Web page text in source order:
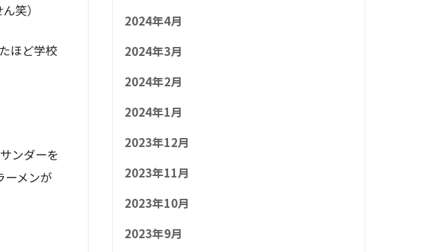
笑）
ほど学校
ンダーを
ーメンが
2024年4月
2024年3月
2024年2月
2024年1月
2023年12月
2023年11月
2023年10月
2023年9月